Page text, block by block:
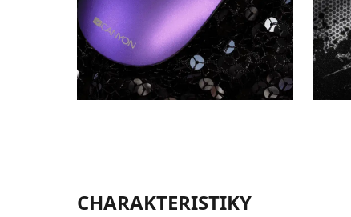
CHARAKTERISTIKY